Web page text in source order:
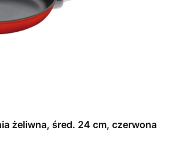
żeliwna, śred. 24 cm, czerwona